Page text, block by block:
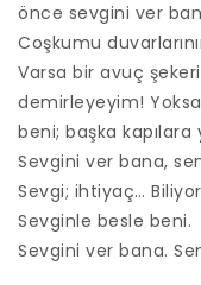
önce sevgini ver
Coşkumu
Varsa bir avuç
demirleyeyim!
beni; başka
Sevgini ver bana,
Sevgi; ihtiyaç…
Sevginle besle beni.
Sevgini ver bana.